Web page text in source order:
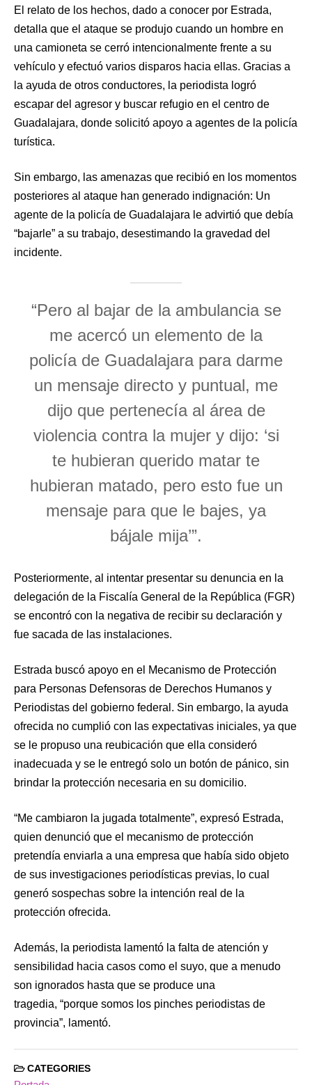
El relato de los hechos, dado a conocer por Estrada,
detalla que el ataque se produjo cuando un hombre en
una camioneta se cerró intencionalmente frente a su
vehículo y efectuó varios disparos hacia ellas. Gracias a
la ayuda de otros conductores, la periodista logró
escapar del agresor y buscar refugio en el centro de
Guadalajara, donde solicitó apoyo a agentes de la policía
turística.
Sin embargo, las amenazas que recibió en los momentos
posteriores al ataque han generado indignación: Un
agente de la policía de Guadalajara le advirtió que debía
“bajarle” a su trabajo, desestimando la gravedad del
incidente.
“Pero al bajar de la ambulancia se
me acercó un elemento de la
policía de Guadalajara para darme
un mensaje directo y puntual, me
dijo que pertenecía al área de
violencia contra la mujer y dijo: ‘si
te hubieran querido matar te
hubieran matado, pero esto fue un
mensaje para que le bajes, ya
bájale mija’”.
Posteriormente, al intentar presentar su denuncia en la
delegación de la Fiscalía General de la República (FGR)
se encontró con la negativa de recibir su declaración y
fue sacada de las instalaciones.
Estrada buscó apoyo en el Mecanismo de Protección
para Personas Defensoras de Derechos Humanos y
Periodistas del gobierno federal. Sin embargo, la ayuda
ofrecida no cumplió con las expectativas iniciales, ya que
se le propuso una reubicación que ella consideró
inadecuada y se le entregó solo un botón de pánico, sin
brindar la protección necesaria en su domicilio.
“Me cambiaron la jugada totalmente”, expresó Estrada,
quien denunció que el mecanismo de protección
pretendía enviarla a una empresa que había sido objeto
de sus investigaciones periodísticas previas, lo cual
generó sospechas sobre la intención real de la
protección ofrecida.
Además, la periodista lamentó la falta de atención y
sensibilidad hacia casos como el suyo, que a menudo
son ignorados hasta que se produce una
tragedia, “porque somos los pinches periodistas de
provincia”, lamentó.
CATEGORIES